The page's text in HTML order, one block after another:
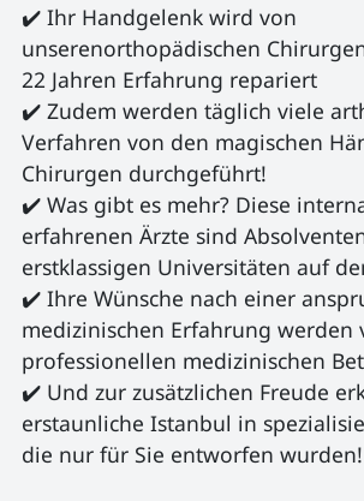
✔️ Ihr Handgelenk wird von
unserenorthopädischen
22 Jahren Erfahrung repariert
✔️ Zudem werden täglich viele
Verfahren von den magischen
Chirurgen durchgeführt!
✔️ Was gibt es mehr? Diese
erfahrenen Ärzte sind
erstklassigen Universitäten auf
✔️ Ihre Wünsche nach einer
medizinischen Erfahrung werden
professionellen medizinischen
✔️ Und zur zusätzlichen Freude
erstaunliche Istanbul in
die nur für Sie entworfen wurden!